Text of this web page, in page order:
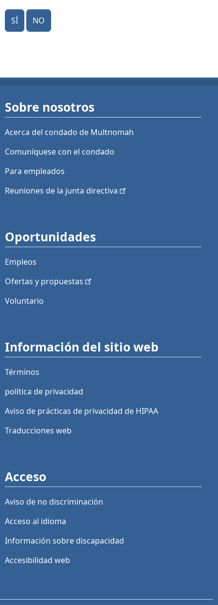
Sí No
Sobre nosotros
Acerca del condado de Multnomah
Comuníquese con el condado
Para empleados
Reuniones de la junta directiva
Oportunidades
Empleos
Ofertas y propuestas
Voluntario
Información del sitio web
Términos
política de privacidad
Aviso de prácticas de privacidad de HIPAA
Traducciones web
Acceso
Aviso de no discriminación
Acceso al idioma
Información sobre discapacidad
Accesibilidad web